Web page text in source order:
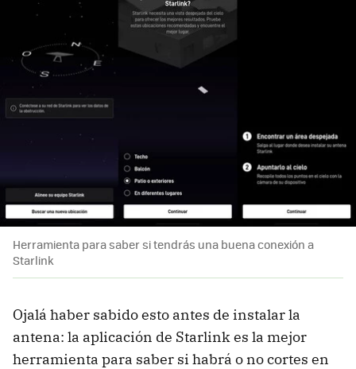
Herramienta para saber si tendrás una buena conexión a
Starlink
Ojalá haber sabido esto antes de instalar la
antena: la aplicación de Starlink es la mejor
herramienta para saber si habrá o no cortes en